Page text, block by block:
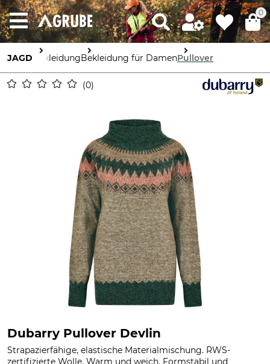
0
JAGD BekleidungBekleidung für DamenPullover
0
Dubarry Pullover Devlin
Strapazierfähige, elastische Materialmischung. RWS-
zertifizierte Wolle. Warm und weich. Formstabil und